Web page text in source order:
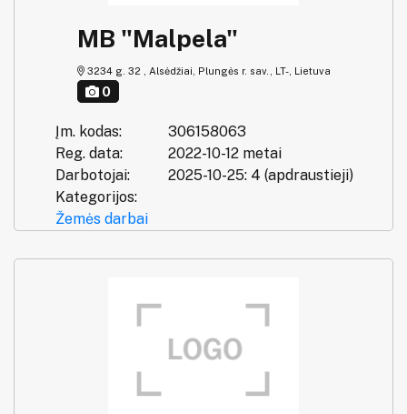
MB "Malpela"
3234 g. 32 , Alsėdžiai, Plungės r. sav., LT-, Lietuva
0
Įm. kodas:
306158063
Reg. data:
2022-10-12 metai
Darbotojai:
2025-10-25: 4 (apdraustieji)
Kategorijos:
Žemės darbai